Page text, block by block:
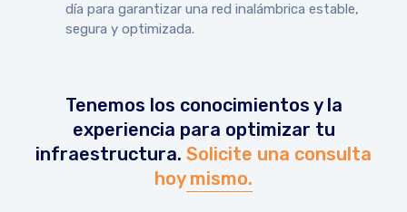
día para garantizar una red inalámbrica estable,
segura y optimizada.
Tenemos los conocimientos y la
experiencia para optimizar tu
infraestructura. Solicite una consulta
hoy mismo.